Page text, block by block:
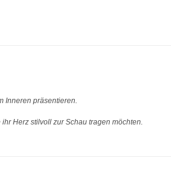
Inneren präsentieren.
Herz stilvoll zur Schau tragen möchten.